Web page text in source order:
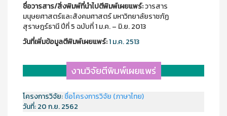
ชื่อวารสาร/สิ่งพิมพ์ที่นำไปตีพิมพ์เผยแพร์:วารสาร
มนุษยศาสตร์และสังคมศาสตร์ มหาวิทยาลัยราชภัฏ
สุราษฎร์ธานี ปีที่ 5 ฉบับที่ 1 ม.ค. – มิ.ย. 2013
วันที่เพิ่มข้อมูลตีพิมพ์เผยแพร์:1 ม.ค. 2513
งานวิจัยตีพิมพ์เผยแพร่
โครงการวิจัย:ชื่อโครงการวิจัย (ภาษาไทย)
วันที่:20 ก.ย. 2562